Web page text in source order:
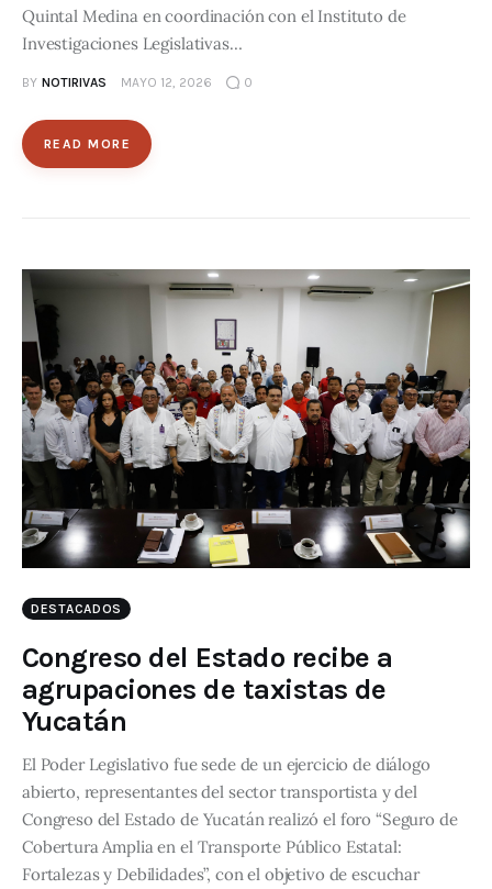
Quintal Medina en coordinación con el Instituto de
Investigaciones Legislativas…
BY NOTIRIVAS MAYO 12, 2026 0
READ MORE
DESTACADOS
Congreso del Estado recibe a
agrupaciones de taxistas de
Yucatán
El Poder Legislativo fue sede de un ejercicio de diálogo
abierto, representantes del sector transportista y del
Congreso del Estado de Yucatán realizó el foro “Seguro de
Cobertura Amplia en el Transporte Público Estatal:
Fortalezas y Debilidades”, con el objetivo de escuchar